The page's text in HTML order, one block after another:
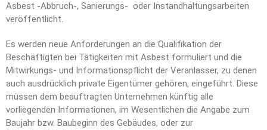
Asbest -Abbruch-, Sanierungs- oder Instandhaltungsarbeiten
veröffentlicht.
Es werden neue Anforderungen an die Qualifikation der
Beschäftigten bei Tätigkeiten mit Asbest formuliert und die
Mitwirkungs- und Informationspflicht der Veranlasser, zu denen
auch ausdrücklich private Eigentümer gehören, eingeführt. Diese
müssen dem beauftragten Unternehmen künftig alle
vorliegenden Informationen, im Wesentlichen die Angabe zum
Baujahr bzw. Baubeginn des Gebäudes, oder zur